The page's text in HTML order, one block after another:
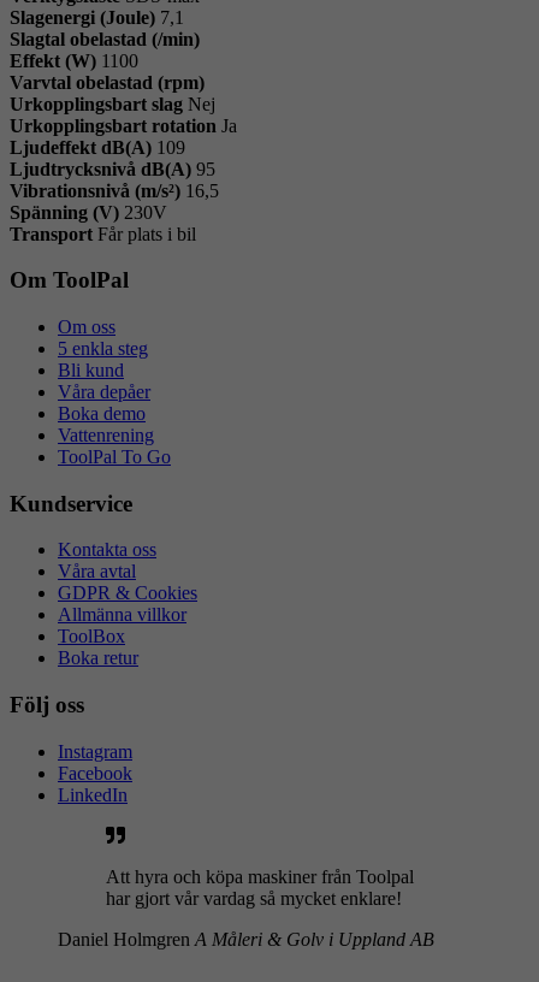
Slagenergi (Joule) 7,1
Slagtal obelastad (/min)
Effekt (W) 1100
Varvtal obelastad (rpm)
Urkopplingsbart slag Nej
Urkopplingsbart rotation Ja
Ljudeffekt dB(A) 109
Ljudtrycksnivå dB(A) 95
Vibrationsnivå (m/s²) 16,5
Spänning (V) 230V
Transport Får plats i bil
Om ToolPal
Om oss
5 enkla steg
Bli kund
Våra depåer
Boka demo
Vattenrening
ToolPal To Go
Kundservice
Kontakta oss
Våra avtal
GDPR & Cookies
Allmänna villkor
ToolBox
Boka retur
Följ oss
Instagram
Facebook
LinkedIn
Att hyra och köpa maskiner från Toolpal
har gjort vår vardag så mycket enklare!
Daniel Holmgren A Måleri & Golv i Uppland AB